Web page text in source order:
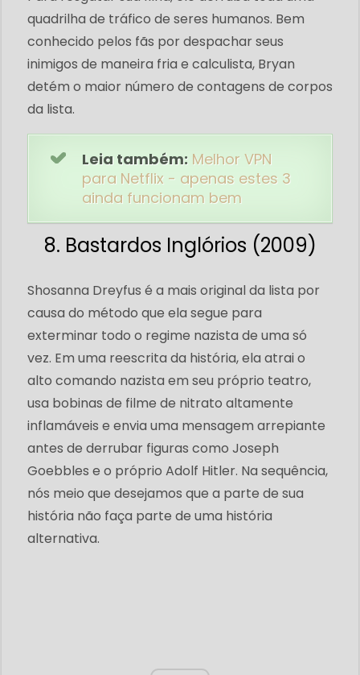
quadrilha de tráfico de seres humanos. Bem
conhecido pelos fãs por despachar seus
inimigos de maneira fria e calculista, Bryan
detém o maior número de contagens de corpos
da lista.
Leia também: Melhor VPN
para Netflix - apenas estes 3
ainda funcionam bem
8. Bastardos Inglórios (2009)
Shosanna Dreyfus é a mais original da lista por
causa do método que ela segue para
exterminar todo o regime nazista de uma só
vez. Em uma reescrita da história, ela atrai o
alto comando nazista em seu próprio teatro,
usa bobinas de filme de nitrato altamente
inflamáveis ​​e envia uma mensagem arrepiante
antes de derrubar figuras como Joseph
Goebbles e o próprio Adolf Hitler. Na sequência,
nós meio que desejamos que a parte de sua
história não faça parte de uma história
alternativa.